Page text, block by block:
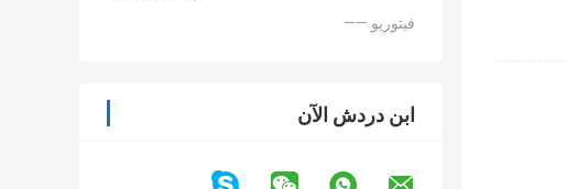
—— فيتوريو
ابن دردش الآن